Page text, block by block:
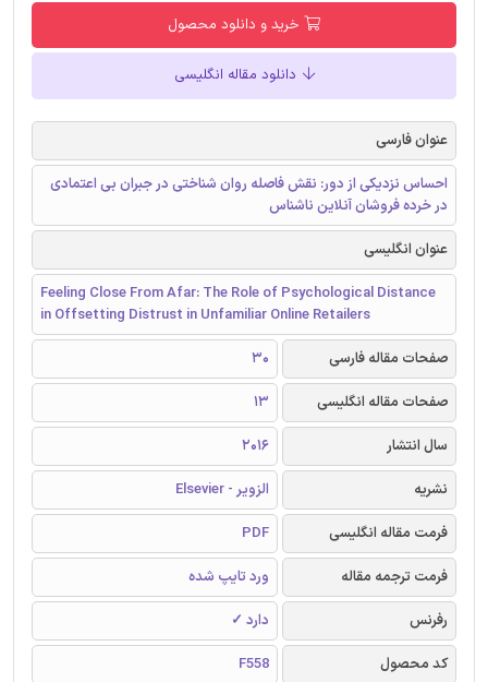
خرید و دانلود محصول
دانلود مقاله انگلیسی
عنوان فارسی
احساس نزدیکی از دور: نقش فاصله روان شناختی در جبران بی اعتمادی
در خرده فروشان آنلاین ناشناس
عنوان انگلیسی
Feeling Close From Afar: The Role of Psychological Distance
in Offsetting Distrust in Unfamiliar Online Retailers
صفحات مقاله فارسی
30
صفحات مقاله انگلیسی
13
سال انتشار
2016
نشریه
الزویر - Elsevier
فرمت مقاله انگلیسی
PDF
فرمت ترجمه مقاله
ورد تایپ شده
رفرنس
دارد ✓
کد محصول
F558